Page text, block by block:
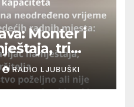
Monter i
tri
RADIO LJUBUŠKI